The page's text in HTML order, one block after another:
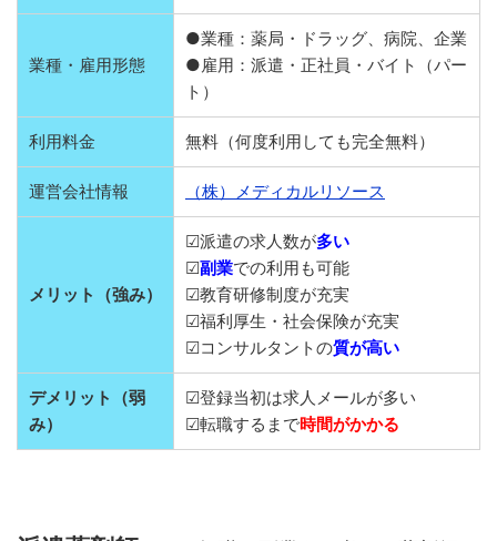
業種・雇用形態
●業種：薬局・ドラッグ、病院、企業
●雇用：派遣・正社員・バイト（パー
ト）
利用料金 無料（何度利用しても完全無料）
運営会社情報 （株）メディカルリソース
メリット（強み）
☑派遣の求人数が多い
☑副業での利用も可能
☑教育研修制度が充実
☑福利厚生・社会保険が充実
☑コンサルタントの質が高い
デメリット（弱
み）
☑登録当初は求人メールが多い
☑転職するまで時間がかかる